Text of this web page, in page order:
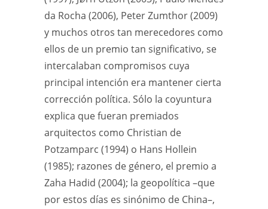
da Rocha (2006), Peter Zumthor (2009)
y muchos otros tan merecedores como
ellos de un premio tan significativo, se
intercalaban compromisos cuya
principal intención era mantener cierta
corrección política. Sólo la coyuntura
explica que fueran premiados
arquitectos como Christian de
Potzamparc (1994) o Hans Hollein
(1985); razones de género, el premio a
Zaha Hadid (2004); la geopolítica –que
por estos días es sinónimo de China–,